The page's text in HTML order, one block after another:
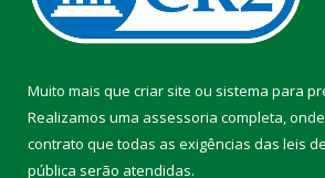
Muito mais que criar site ou sistema para
Realizamos uma assessoria completa,
contrato que todas as exigências das leis
pública serão atendidas.